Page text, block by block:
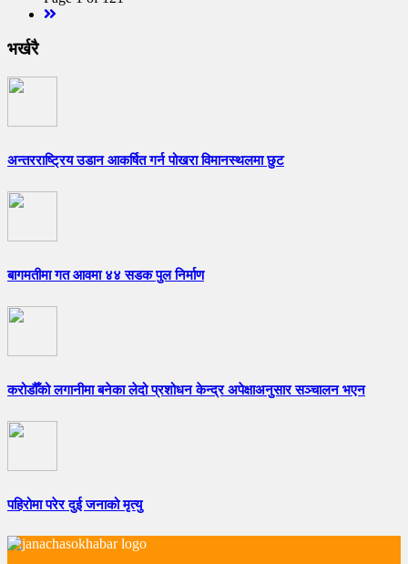
भर्खरै
अन्तरराष्ट्रिय उडान आकर्षित गर्न पोखरा विमानस्थलमा छुट
बागमतीमा गत आवमा ४४ सडक पुल निर्माण
करोडौँको लगानीमा बनेका लेदो प्रशोधन केन्द्र अपेक्षाअनुसार सञ्चालन भएन
पहिरोमा परेर दुई जनाको मृत्यु